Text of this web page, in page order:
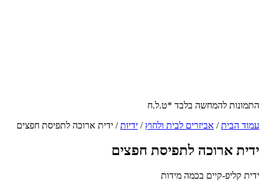
התמונות להמחשה בלבד *ט.ל.ח
עמוד הבית/ אביזרים לבית ולחוץ / ידיות/ ידית ארוכה לתפיסת חפצים
ידית ארוכה לתפיסת חפצים
ידית קליפ-קיים בכמה מידות